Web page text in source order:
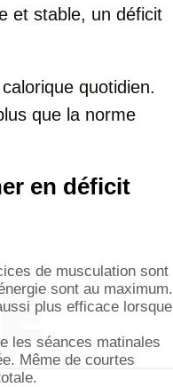
et stable, un déficit
quotidien.
que la norme
en déficit
de musculation sont
sont au maximum.
plus efficace lorsque
les séances matinales
Même de courtes